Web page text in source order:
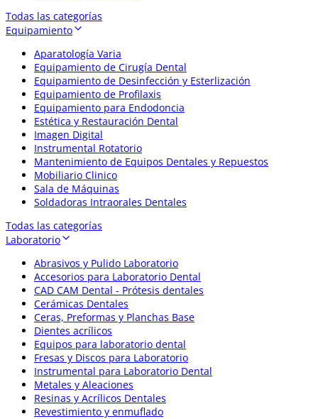
Todas las categorías
Equipamiento
Aparatología Varia
Equipamiento de Cirugía Dental
Equipamiento de Desinfección y Esterlización
Equipamiento de Profilaxis
Equipamiento para Endodoncia
Estética y Restauración Dental
Imagen Digital
Instrumental Rotatorio
Mantenimiento de Equipos Dentales y Repuestos
Mobiliario Clinico
Sala de Máquinas
Soldadoras Intraorales Dentales
Todas las categorías
Laboratorio
Abrasivos y Pulido Laboratorio
Accesorios para Laboratorio Dental
CAD CAM Dental - Prótesis dentales
Cerámicas Dentales
Ceras, Preformas y Planchas Base
Dientes acrílicos
Equipos para laboratorio dental
Fresas y Discos para Laboratorio
Instrumental para Laboratorio Dental
Metales y Aleaciones
Resinas y Acrílicos Dentales
Revestimiento y enmuflado